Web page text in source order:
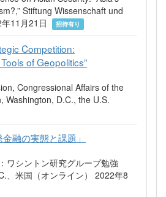
Stiftung Wissenschaft und
11月21日
招待有り
Competition:
of Geopolitics”
Congressional Affairs of the
Washington, D.C., the U.S.
融の実態と課題」
ワシントン研究グループ勉強
、米国（オンライン） 2022年8